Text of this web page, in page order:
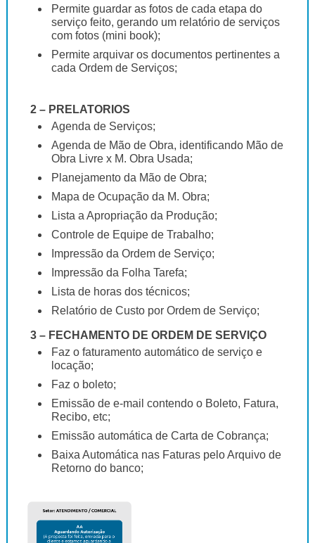
Permite guardar as fotos de cada etapa do
serviço feito, gerando um relatório de serviços
com fotos (mini book);
Permite arquivar os documentos pertinentes a
cada Ordem de Serviços;
2 – PRELATORIOS
Agenda de Serviços;
Agenda de Mão de Obra, identificando Mão de
Obra Livre x M. Obra Usada;
Planejamento da Mão de Obra;
Mapa de Ocupação da M. Obra;
Lista a Apropriação da Produção;
Controle de Equipe de Trabalho;
Impressão da Ordem de Serviço;
Impressão da Folha Tarefa;
Lista de horas dos técnicos;
Relatório de Custo por Ordem de Serviço;
3 – FECHAMENTO DE ORDEM DE SERVIÇO
Faz o faturamento automático de serviço e
locação;
Faz o boleto;
Emissão de e-mail contendo o Boleto, Fatura,
Recibo, etc;
Emissão automática de Carta de Cobrança;
Baixa Automática nas Faturas pelo Arquivo de
Retorno do banco;